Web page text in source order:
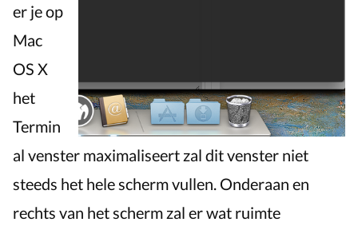
er je op
Mac
OS X
het
Termin
al venster maximaliseert zal dit venster niet
steeds het hele scherm vullen. Onderaan en
rechts van het scherm zal er wat ruimte